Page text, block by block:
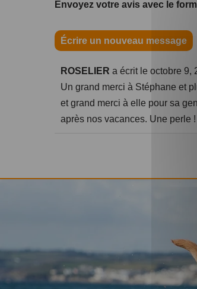
Envoyez votre avis avec le
ROSELIER a écrit le octobre 9,
Un grand merci à Stéphane et
et grand merci à elle pour sa
après nos vacances. Une perle !